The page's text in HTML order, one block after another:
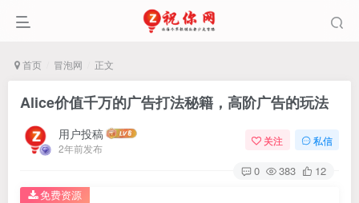
首页 冒泡网 正文
Alice价值千万的广告打法秘籍，高阶广告的玩法
用户投稿
2年前发布
关注 私信
0 383 12
免费资源